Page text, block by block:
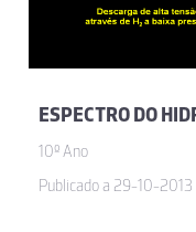
ESPECTRO DO
10º Ano
Publicado a 29-10-2013